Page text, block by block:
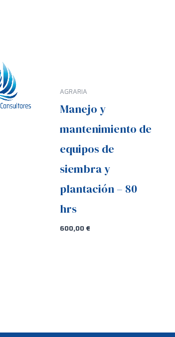
AGRARIA
Manejo y
mantenimiento de
equipos de
siembra y
plantación – 80
hrs
600,00€